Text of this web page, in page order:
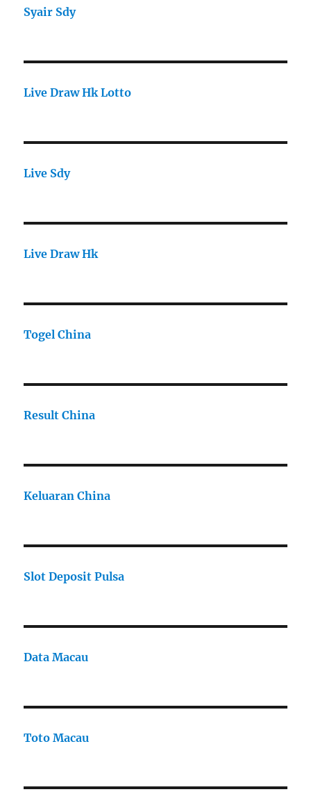
Syair Sdy
Live Draw Hk Lotto
Live Sdy
Live Draw Hk
Togel China
Result China
Keluaran China
Slot Deposit Pulsa
Data Macau
Toto Macau